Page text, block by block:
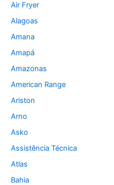
Air Fryer
Alagoas
Amana
Amapá
Amazonas
American Range
Ariston
Arno
Asko
Assistência Técnica
Atlas
Bahia